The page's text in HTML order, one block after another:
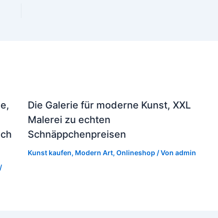
Die Galerie für moderne Kunst, XXL
Malerei zu echten
Schnäppchenpreisen
Kunst kaufen, Modern Art, Onlineshop / Von admin